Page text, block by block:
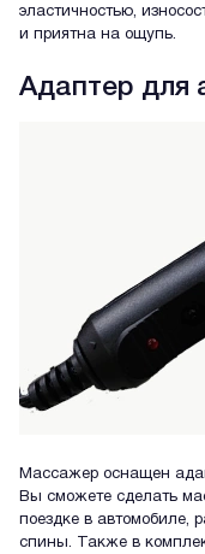
эластичностью,
и приятна на ощупь.
Адаптер для
Массажер оснащен
Вы сможете сделать
поездке в автомобиле,
спины. Также в